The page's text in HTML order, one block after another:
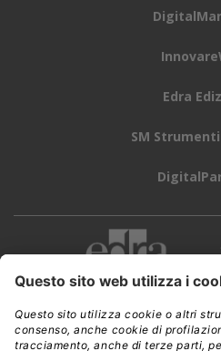
Edra
SM
CWI è una testata
Direzione,